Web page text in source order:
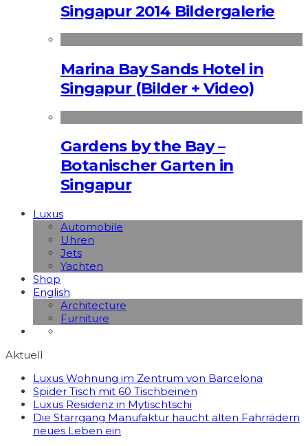
Singapur 2014 Bildergalerie
Marina Bay Sands Hotel in
Singapur (Bilder + Video)
Gardens by the Bay –
Botanischer Garten in
Singapur
Luxus
Automobile
Uhren
Jets
Yachten
Shop
English
Architecture
Furniture
Aktuell
Luxus Wohnung im Zentrum von Barcelona
Spider Tisch mit 60 Tischbeinen
Luxus Residenz in Mytischtschi
Die Starrgang Manufaktur haucht alten Fahrrädern
neues Leben ein